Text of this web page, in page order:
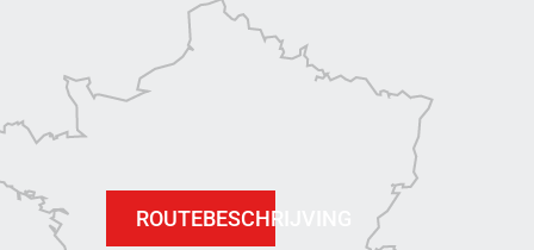
ROUTEBESCHRIJVING